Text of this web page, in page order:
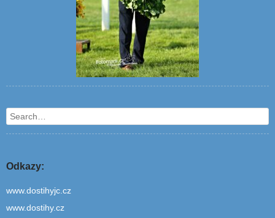
Search
Odkazy:
www.dostihyjc.cz
www.dostihy.cz